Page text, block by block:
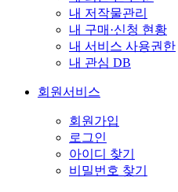
내 저작물관리
내 구매·신청 현황
내 서비스 사용권한
내 관심 DB
회원서비스
회원가입
로그인
아이디 찾기
비밀번호 찾기